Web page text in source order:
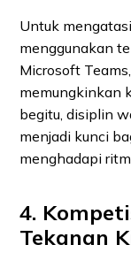
Untuk
menggunakan
Microsoft
memungkinkan
begitu, disiplin
menjadi kunci
menghadapi
4.
Tekanan